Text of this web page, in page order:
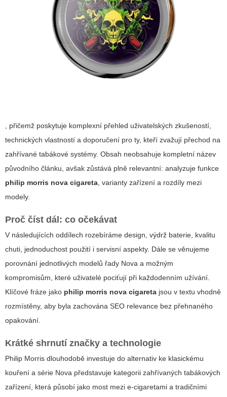
, přičemž poskytuje komplexní přehled uživatelských zkušeností,
technických vlastností a doporučení pro ty, kteří zvažují přechod na
zahřívané tabákové systémy. Obsah neobsahuje kompletní název
původního článku, avšak zůstává plně relevantní: analyzuje funkce
philip morris nova cigareta, varianty zařízení a rozdíly mezi
modely.
Proč číst dál: co očekávat
V následujících oddílech rozebíráme design, výdrž baterie, kvalitu
chuti, jednoduchost použití i servisní aspekty. Dále se věnujeme
porovnání jednotlivých modelů řady Nova a možným
kompromisům, které uživatelé pociťují při každodenním užívání.
Klíčové fráze jako philip morris nova cigareta jsou v textu vhodně
rozmístěny, aby byla zachována SEO relevance bez přehnaného
opakování.
Krátké shrnutí značky a technologie
Philip Morris dlouhodobě investuje do alternativ ke klasickému
kouření a série Nova představuje kategorii zahřívaných tabákových
zařízení, která působí jako most mezi e-cigaretami a tradičními